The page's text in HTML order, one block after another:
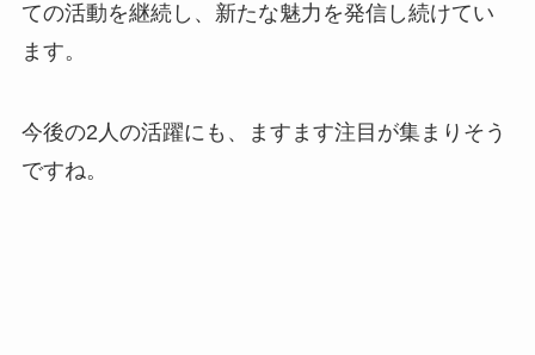
ての活動を継続し、新たな魅力を発信し続けてい
ます。
今後の2人の活躍にも、ますます注目が集まりそう
ですね。